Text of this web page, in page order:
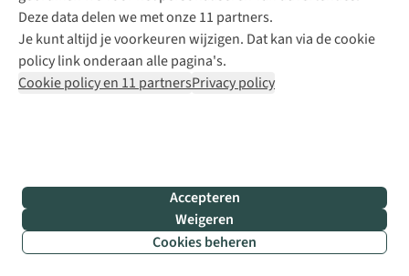
rotsformaties,
betoverende
bossen
en
Duitsland:
klassieker
van
Deze data delen we met onze 11 partners.
Je kunt altijd je voorkeuren wijzigen. Dat kan via de cookie
policy link onderaan alle pagina's.
Cookie policy en 11 partnersPrivacy policy
Accepteren
Weigeren
Cookies beheren